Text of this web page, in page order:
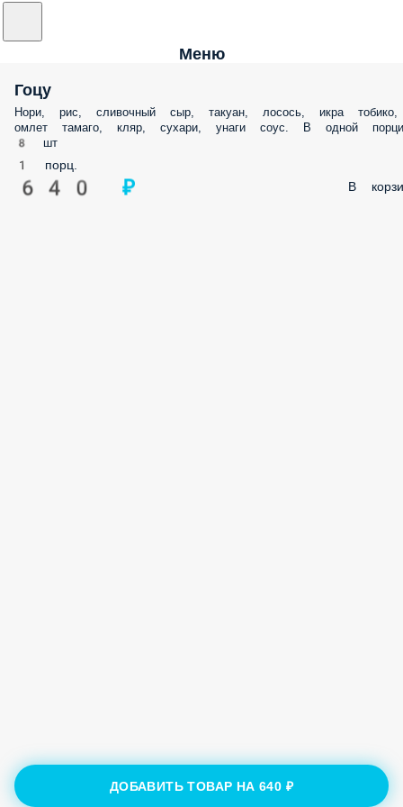
Меню
Гоцу
Нори, рис, сливочный сыр, такуан, лосось, икра тобико,
омлет тамаго, кляр, сухари, унаги соус. В одной
8 шт
1 порц.
640 ₽ В
ДОБАВИТЬ ТОВАР НА640 ₽